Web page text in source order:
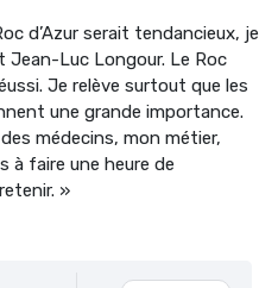
d’Azur serait tendancieux, je
Luc Longour. Le Roc
Je relève surtout que les
une grande importance.
médecins, mon métier,
à faire une heure de
»